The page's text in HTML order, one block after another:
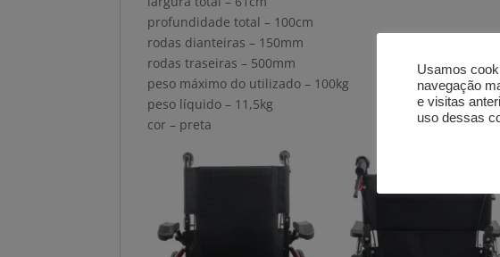
profundidade total – 100cm
rodas dianteiras – 150mm
rodas traseiras – 500mm
peso máximo do utilizado – 100kg
peso líquido – 11,5kg
cor – preta
Usamos
navegação
e visitas
uso dessas